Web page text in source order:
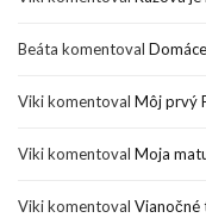
Beáta komentoval
Vikikomentoval Môj prvý
Vikikomentoval Moja
Vikikomentoval Vianočné